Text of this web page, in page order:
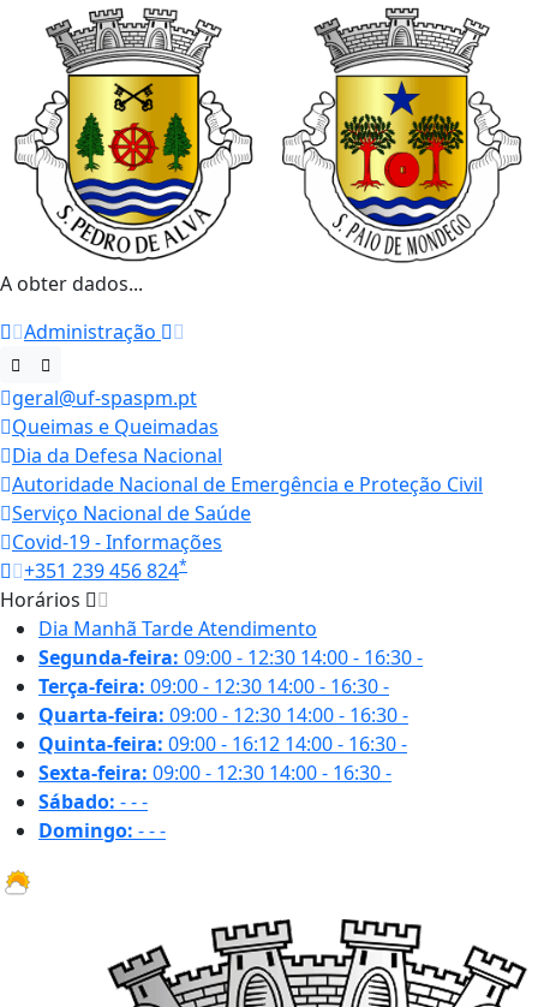
A obter dados...
Administração
geral@uf-spaspm.pt
Queimas e Queimadas
Dia da Defesa Nacional
Autoridade Nacional de Emergência e Proteção Civil
Serviço Nacional de Saúde
Covid-19 - Informações
+351 239 456 824*
Horários
Dia Manhã TardeAtendimento
Segunda-feira: 09:00 - 12:30 14:00 - 16:30-
Terça-feira: 09:00 - 12:30 14:00 - 16:30-
Quarta-feira: 09:00 - 12:30 14:00 - 16:30-
Quinta-feira: 09:00 - 16:12 14:00 - 16:30-
Sexta-feira: 09:00 - 12:30 14:00 - 16:30-
Sábado: ---
Domingo: ---